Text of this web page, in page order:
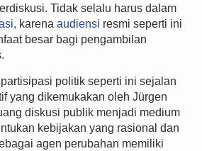
Tidak selalu harus dalam
karena audiensi resmi seperti ini
besar bagi pengambilan
politik seperti ini sejalan
yang dikemukakan oleh Jürgen
diskusi publik menjadi medium
kebijakan yang rasional dan
agen perubahan memiliki